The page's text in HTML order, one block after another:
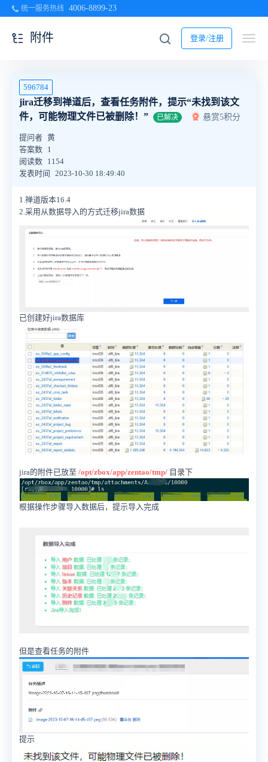
统一服务热线 4006-8899-23
登录/注册
附件
596784
jira迁移到禅道后，查看任务附件，提示“未找到该文
件，可能物理文件已被删除！”
已解决 悬赏5积分
提问者 黄
答案数 1
阅读数 1154
发表时间
2023-10-30 18:49:40
1.禅道版本16.4
2.采用从数据导入的方式迁移jira数据
已创建好jira数据库
jira的附件已放至 /opt/zbox/app/zentao/tmp/ 目录下
根据操作步骤导入数据后，提示导入完成
但是查看任务的附件
提示